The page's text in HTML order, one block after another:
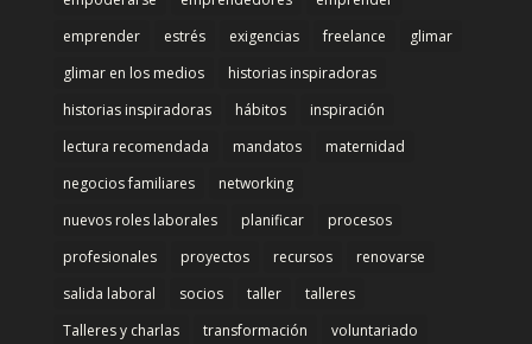
emprender
estrés exigencias freelance
glimar
glimar en los medios
historias inspiradoras
historias inspiradoras
hábitos
inspiración
lectura recomendada
mandatos
maternidad
negocios familiares
networking
nuevos roles laborales
planificar
procesos
profesionales
proyectos recursos
renovarse
salida laboral
socios taller
talleres
Talleres y charlas
transformación voluntariado